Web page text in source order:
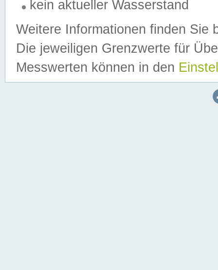
kein aktueller Wasserstand
Weitere Informationen finden Sie
Die jeweiligen Grenzwerte für
Messwerten können in den